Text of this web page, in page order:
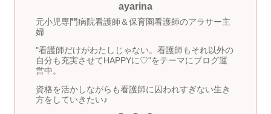
ayarina
元小児専門病院看護師＆保育園看護師のアラサー主
婦
"看護師だけがわたしじゃない。看護師もそれ以外の
自分も充実させてHAPPYに♡"をテーマにブログ運
営中。
資格を活かしながらも看護師に囚われすぎない生き
方をしていきたい♪